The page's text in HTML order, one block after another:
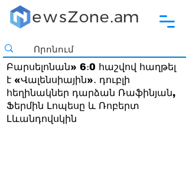
Բարսելոնան» 6։0 հաշվով հաղթել
է «Վալենսիային»․ դուբլի
հեղինակներ դարձան Ռաֆինյան,
Ֆերմին Լոպեսը և Ռոբերտ
Լևանդովսկին